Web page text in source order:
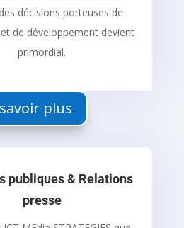
décisions porteuses de
de développement devient
primordial.
plus
publiques & Relations
presse